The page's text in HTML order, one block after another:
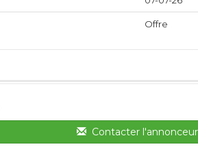
Offre
Contacter l'annonceur